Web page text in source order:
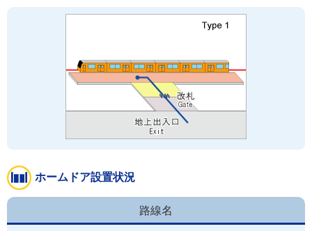
ホームドア設置状況
路線名